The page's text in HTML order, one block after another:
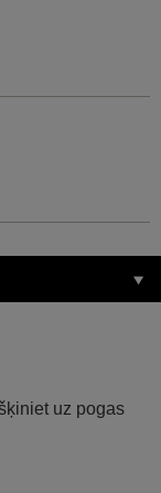
uz pogas